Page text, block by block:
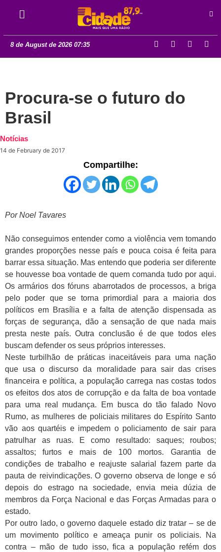
8 de August de 2026 07:35
Procura-se o futuro do
Brasil
Notícias
14 de February de 2017
Compartilhe:
Por Noel Tavares
Não conseguimos entender como a violência vem tomando
grandes proporções nesse país e pouca coisa é feita para
barrar essa situação. Mas entendo que poderia ser diferente
se houvesse boa vontade de quem comanda tudo por aqui.
Os armários dos fóruns abarrotados de processos, a briga
pelo poder que se torna primordial para a maioria dos
políticos em Brasília e a falta de atenção dispensada as
forças de segurança, dão a sensação de que nada mais
presta neste país. Outra conclusão é de que todos eles
buscam defender os seus próprios interesses.
Neste turbilhão de práticas inaceitáveis para uma nação
que usa o discurso da moralidade para sair das crises
financeira e política, a população carrega nas costas todos
os efeitos dos atos de corrupção e da falta de boa vontade
para uma real mudança. Em busca do tão falado Novo
Rumo, as mulheres de policiais militares do Espírito Santo
vão aos quartéis e impedem o policiamento de sair para
patrulhar as ruas. E como resultado: saques; roubos;
assaltos; furtos e mais de 100 mortos. Garantia de
condições de trabalho e reajuste salarial fazem parte da
pauta de reivindicações. O governo observa de longe e só
depois do estrago na sociedade, envia meia dúzia de
membros da Força Nacional e das Forças Armadas para o
estado.
Por outro lado, o governo daquele estado diz tratar – se de
um movimento político e ameaça punir os policiais. Na
contra – mão de tudo isso, fica a população refém dos